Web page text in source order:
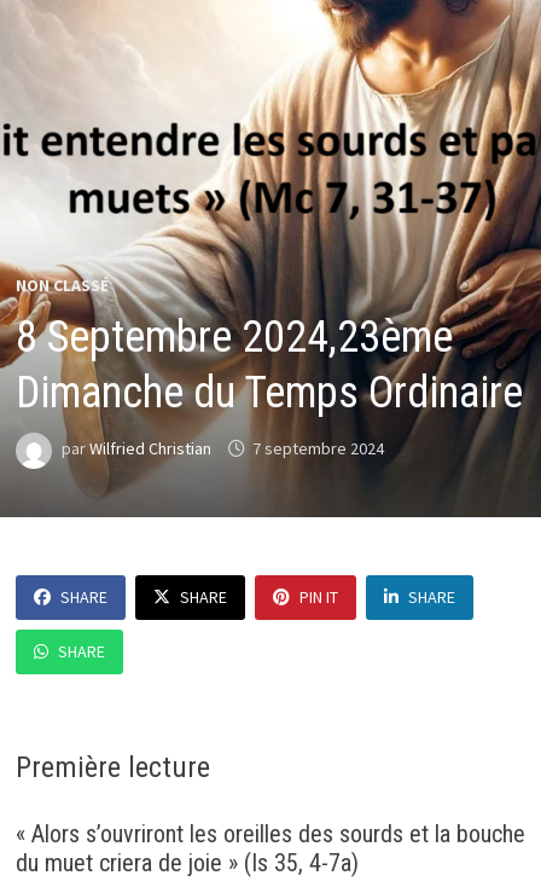
NON CLASSÉ
8 Septembre 2024,23ème
Dimanche du Temps Ordinaire
parWilfried Christian 7 septembre 2024
SHARE SHARE PIN IT SHARE
SHARE
Première lecture
« Alors s’ouvriront les oreilles des sourds et la bouche
du muet criera de joie » (Is 35, 4-7a)